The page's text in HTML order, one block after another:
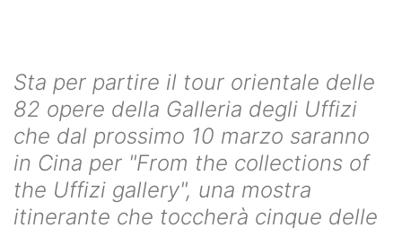
Sta per partire il tour orientale delle
82 opere della Galleria degli Uffizi
che dal prossimo 10 marzo saranno
in Cina per "From the collections of
the Uffizi gallery", una mostra
itinerante che toccherà cinque delle